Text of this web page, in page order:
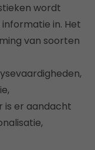
wordt
in. Het
van soorten
is er aandacht